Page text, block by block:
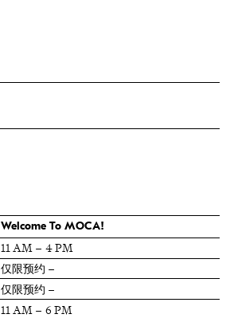
Welcome To MOCA!
11 AM – 4 PM
仅限预约 –
仅限预约 –
11 AM – 6 PM